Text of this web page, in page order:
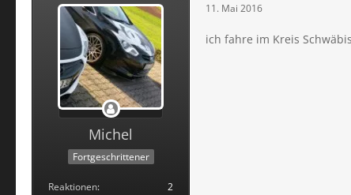
Michel
Fortgeschrittener
Reaktionen
2
11. Mai 2016
ich fahre im Kreis